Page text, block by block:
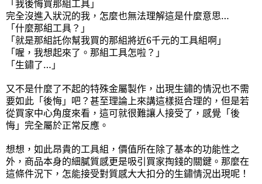
「我後悔買那組工具」
完全沒進入狀況的我，怎麼也無法理解這是什麼意思…
「什麼那組工具？」
「就是那組託你幫我買的那組將近6千元的工具組啊」
「喔，我想起來了。那組工具怎啦？」
「生鏽了…」
又不是什麼了不起的特殊金屬製作，出現生鏽的情況也不需
要如此「後悔」吧？甚至理論上來講這樣挺合理的，但是若
從買家中心角度來看，這可就很難讓人接受了，感覺「後
悔」完全屬於正常反應。
想想，如此昂貴的工具組，價值所在除了基本的功能性之
外，商品本身的細膩質感更是吸引買家掏錢的關鍵。那麼在
這條件況下，怎能接受對質感大大扣分的生鏽情況出現呢！